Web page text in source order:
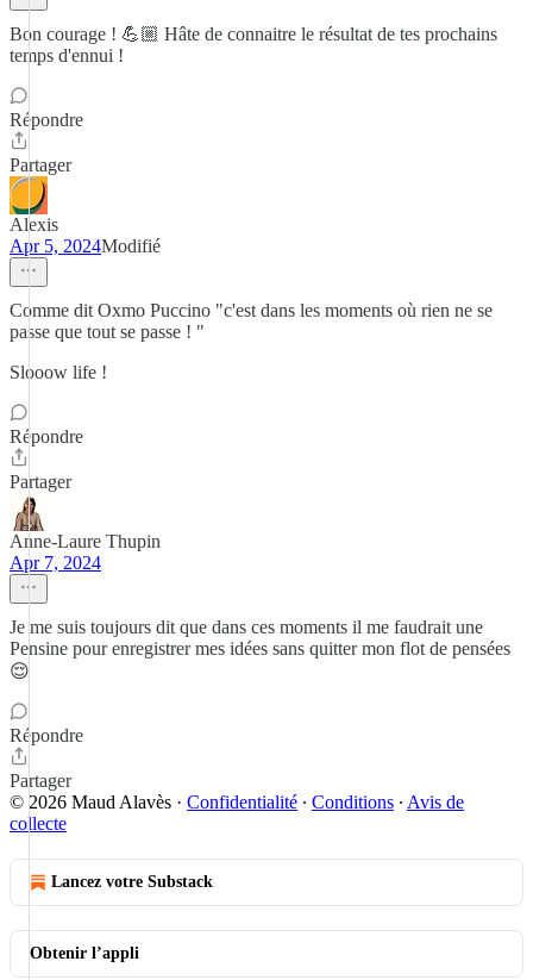
Bon courage ! 💪🏼 Hâte de connaitre le résultat de tes prochains
temps d'ennui !
Répondre
Partager
Alexis
Apr 5, 2024Modifié
Comme dit Oxmo Puccino "c'est dans les moments où rien ne se
passe que tout se passe ! "
Slooow life !
Répondre
Partager
Anne-Laure Thupin
Apr 7, 2024
Je me suis toujours dit que dans ces moments il me faudrait une
Pensine pour enregistrer mes idées sans quitter mon flot de pensées
😌
Répondre
Partager
© 2026 Maud Alavès · Confidentialité ∙ Conditions ∙ Avis de
collecte
Lancez votre Substack
Obtenir l’appli